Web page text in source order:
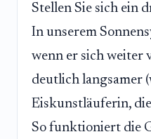
Stellen Sie sich ein
In unserem
wenn er sich weiter
deutlich langsamer
Eiskunstläuferin,
So funktioniert die